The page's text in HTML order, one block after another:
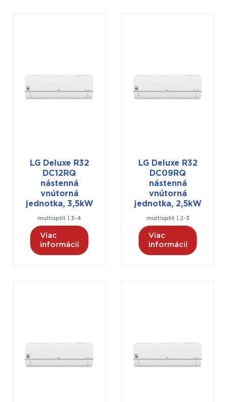
LG Deluxe R32
DC12RQ
nástenná
vnútorná
jednotka, 3,5kW
multisplit | 3-4
Viac
informácií
LG Deluxe R32
DC09RQ
nástenná
vnútorná
jednotka, 2,5kW
multisplit | 2-3
Viac
informácií